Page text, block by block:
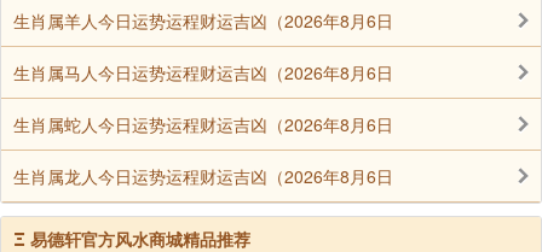
生肖属羊人今日运势运程财运吉凶（2026年8月6日
生肖属马人今日运势运程财运吉凶（2026年8月6日
生肖属蛇人今日运势运程财运吉凶（2026年8月6日
生肖属龙人今日运势运程财运吉凶（2026年8月6日
Ξ 易德轩官方风水商城精品推荐